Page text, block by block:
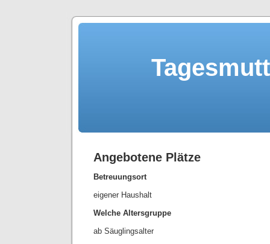
Angebotene Plätze
Betreuungsort
eigener Haushalt
Welche Altersgruppe
ab Säuglingsalter